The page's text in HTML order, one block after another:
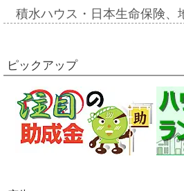
積水ハウス・日本生命保険
ピックアップ